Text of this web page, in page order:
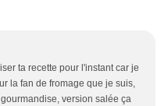
ta recette pour l'instant car je
la fan de fromage que je suis,
version salée ça